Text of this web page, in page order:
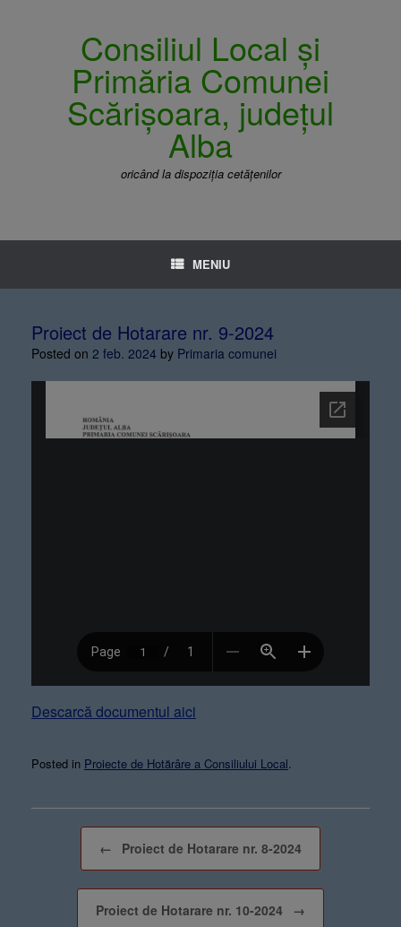
Consiliul Local și
Primăria Comunei
Scărișoara, județul
Alba
oricând la dispoziția cetățenilor
MENIU
Proiect de Hotarare nr. 9-2024
Posted on 2 feb. 2024 by Primaria comunei
Descarcă documentul aici
Posted in Proiecte de Hotărâre a Consiliului Local.
← Proiect de Hotarare nr. 8-2024
Proiect de Hotarare nr. 10-2024 →